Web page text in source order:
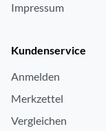
Impressum
Kundenservice
Anmelden
Merkzettel
Vergleichen